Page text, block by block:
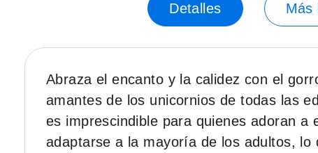
galería
de
imágenes.
Detalles Más
Abraza el encanto y la calidez con el
amantes de los unicornios de todas las
es imprescindible para quienes adoran
adaptarse a la mayoría de los adultos,